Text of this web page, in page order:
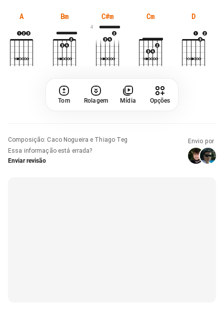
A Bm C#m
4
Cm D
Tom Rolagem Mídia Opções
Composição: Caco Nogueira e Thiago Teg
Essa informação está errada?
Enviar revisão
Envio por